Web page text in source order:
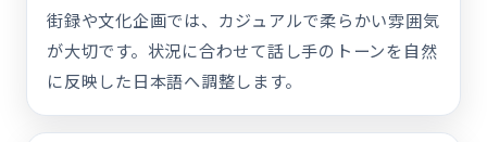
街録や文化企画では、カジュアルで柔らかい雰囲気
が大切です。状況に合わせて話し手のトーンを自然
に反映した日本語へ調整します。